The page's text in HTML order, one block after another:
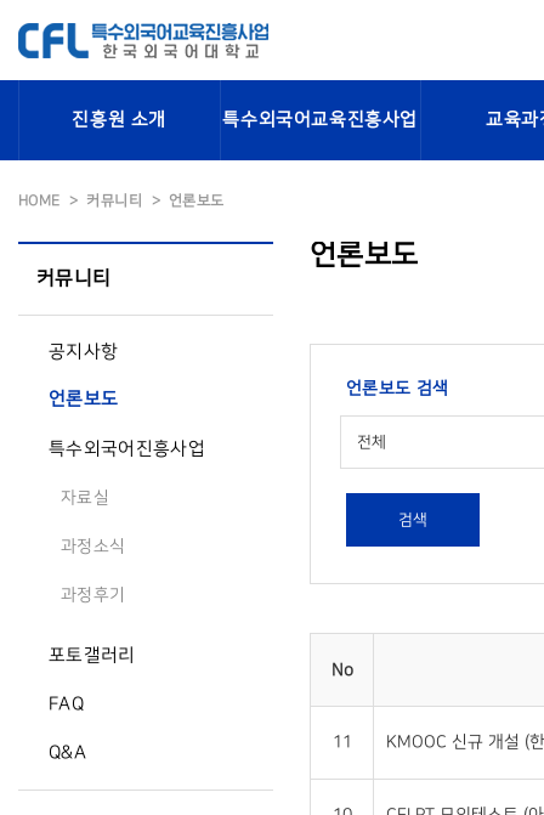
진흥원 소개 특수외국어교육진흥사업 교육과
HOME 커뮤니티 언론보도
커뮤니티
공지사항
언론보도
특수외국어진흥사업
자료실
과정소식
과정후기
포토갤러리
FAQ
Q&A
언론보도
언론보도 검색
전체
검색
No
11 KMOOC 신규 개설 (